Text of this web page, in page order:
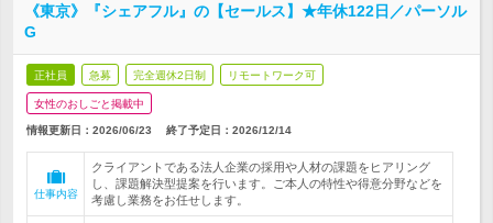
《東京》『シェアフル』の【セールス】★年休122日／パーソル
G
正社員 急募 完全週休2日制 リモートワーク可
女性のおしごと掲載中
情報更新日：2026/06/23 終了予定日： 2026/12/14
仕事内容
クライアントである法人企業の採用や人材の課題をヒアリング
し、課題解決型提案を行います。ご本人の特性や得意分野などを
考慮し業務をお任せします。